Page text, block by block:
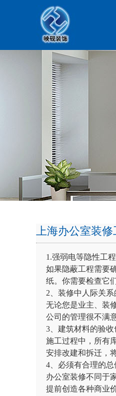
上海办公室装修
1.强弱电等隐性工程
如果隐蔽工程需要
纸。你需要检查它
2、装修中人际关
无论您是业主、装
公司的管理很不满
3、建筑材料的验收
施工过程中，所有
安排改建和拆迁，
4、必须有合理的总
办公室装修不同于
提前创造各种商业